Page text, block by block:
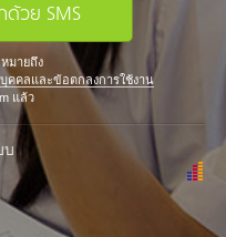
วย SMS
มายถึง
คคลและข้อตกลงการใช้งาน
แล้ว
บ